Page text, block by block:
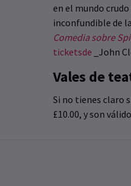
en el mundo
inconfundible de
Comedia sobre
ticketsde _John
Vales de
Si no tienes claro
£10.00, y son